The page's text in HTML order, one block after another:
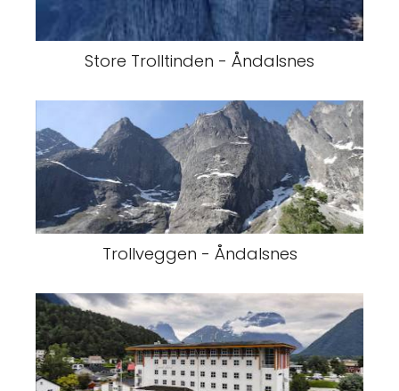
Store Trolltinden - Åndalsnes
Trollveggen - Åndalsnes